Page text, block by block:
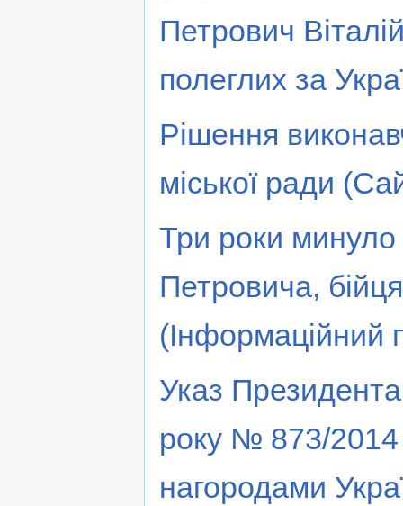
Петрович
полеглих за
Рішення
міської ради
Три роки минуло
Петровича,
(Інформаційний
Указ
року № 873/
нагородами